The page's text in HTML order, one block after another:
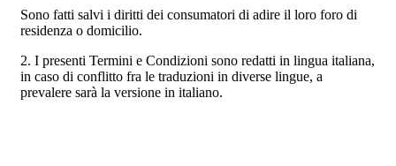
Sono fatti salvi i diritti dei consumatori di adire il loro foro di
residenza o domicilio.
2. I presenti Termini e Condizioni sono redatti in lingua italiana,
in caso di conflitto fra le traduzioni in diverse lingue, a
prevalere sarà la versione in italiano.